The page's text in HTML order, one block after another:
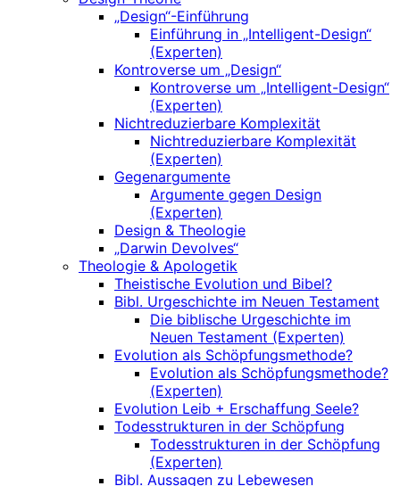
„Design“-Einführung
Einführung in „Intelligent-Design“
(Experten)
Kontroverse um „Design“
Kontroverse um „Intelligent-Design“
(Experten)
Nichtreduzierbare Komplexität
Nichtreduzierbare Komplexität
(Experten)
Gegenargumente
Argumente gegen Design
(Experten)
Design & Theologie
„Darwin Devolves“
Theologie & Apologetik
Theistische Evolution und Bibel?
Bibl. Urgeschichte im Neuen Testament
Die biblische Urgeschichte im
Neuen Testament (Experten)
Evolution als Schöpfungsmethode?
Evolution als Schöpfungsmethode?
(Experten)
Evolution Leib + Erschaffung Seele?
Todesstrukturen in der Schöpfung
Todesstrukturen in der Schöpfung
(Experten)
Bibl. Aussagen zu Lebewesen